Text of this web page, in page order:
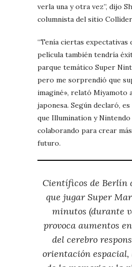
verla una y otra vez”, dijo
columnista del sitio
“Tenía ciertas expectativas
película también tendría
parque temático Super
pero me sorprendió que
imaginé», relató Miyamoto
japonesa. Según declaró,
que Illumination y
colaborando para crear
futuro.
Científicos de Berlín
que jugar Super
minutos (durante
provoca aumentos
del cerebro
orientación